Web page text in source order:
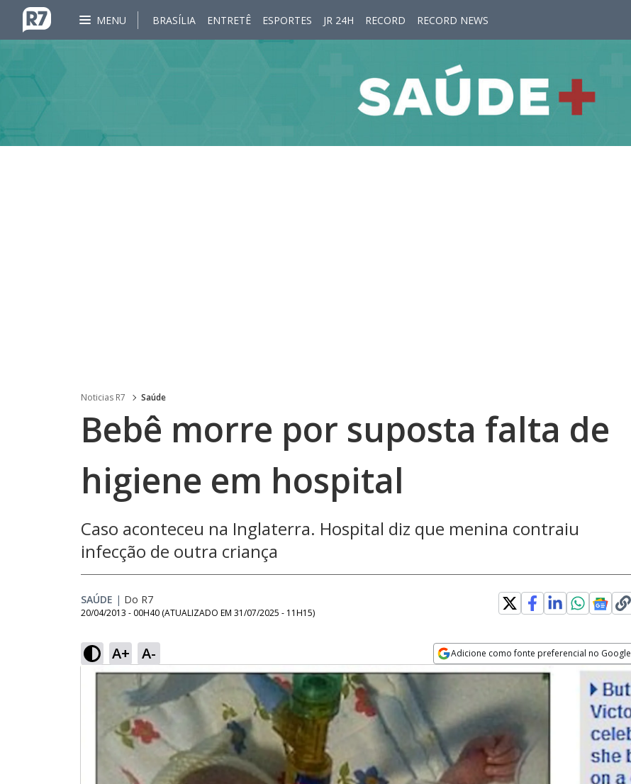
MENU BRASÍLIA ENTRETÊ ESPORTES JR 24H RECORD RECORD NEWS
Noticias R7 Saúde
Bebê morre por suposta falta de
higiene em hospital
Caso aconteceu na Inglaterra. Hospital diz que menina contraiu
infecção de outra criança
SAÚDE | Do R7
20/04/2013 - 00H40 (ATUALIZADO EM 31/07/2025 - 11H15)
A+ A- Adicione como fonte preferencial no Google
Opens in new window